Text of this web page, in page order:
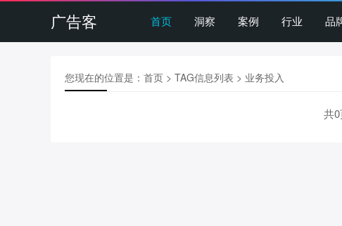
广告客 首页 洞察 案例 行业 品
您现在的位置是： 首页 > TAG信息列表 > 业务投入
共